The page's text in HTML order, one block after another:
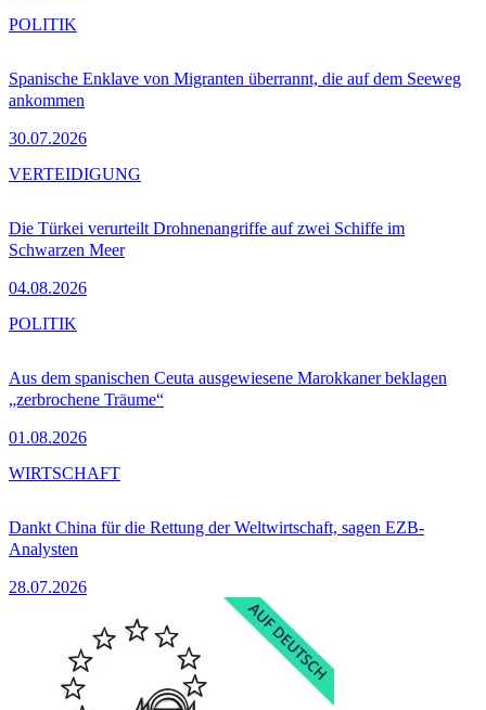
Spanische Enklave von Migranten überrannt, die auf dem Seeweg
ankommen
30.07.2026
POLITIK
Die Türkei verurteilt Drohnenangriffe auf zwei Schiffe im
Schwarzen Meer
04.08.2026
VERTEIDIGUNG
Aus dem spanischen Ceuta ausgewiesene Marokkaner beklagen
„zerbrochene Träume“
01.08.2026
POLITIK
Dankt China für die Rettung der Weltwirtschaft, sagen EZB-
Analysten
28.07.2026
WIRTSCHAFT